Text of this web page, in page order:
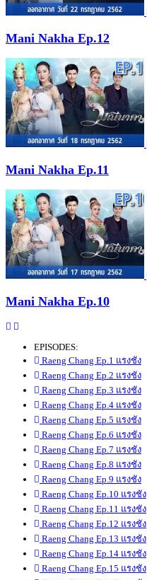
Mani Nakha Ep.12
Mani Nakha Ep.11
Mani Nakha Ep.10
EPISODES:
Raeng Chang Ep.1 แรงชัง
Raeng Chang Ep.2 แรงชัง
Raeng Chang Ep.3 แรงชัง
Raeng Chang Ep.4 แรงชัง
Raeng Chang Ep.5 แรงชัง
Raeng Chang Ep.6 แรงชัง
Raeng Chang Ep.7 แรงชัง
Raeng Chang Ep.8 แรงชัง
Raeng Chang Ep.9 แรงชัง
Raeng Chang Ep.10 แรงชัง
Raeng Chang Ep.11 แรงชัง
Raeng Chang Ep.12 แรงชัง
Raeng Chang Ep.13 แรงชัง
Raeng Chang Ep.14 แรงชัง
Raeng Chang Ep.15 แรงชัง